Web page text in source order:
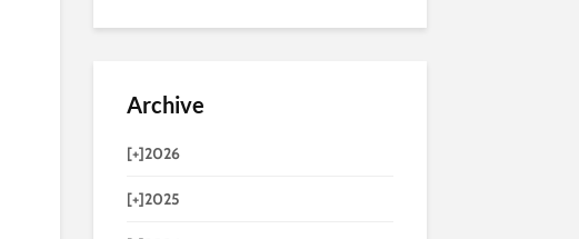
Archive
[+]2026
[+]2025